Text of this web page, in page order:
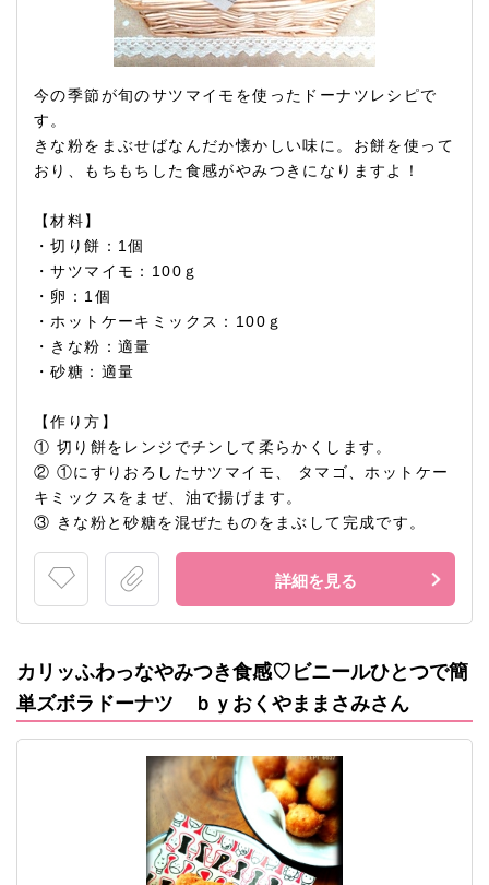
今の季節が旬のサツマイモを使ったドーナツレシピで
す。
きな粉をまぶせばなんだか懐かしい味に。お餅を使って
おり、もちもちした食感がやみつきになりますよ！
【材料】
・切り餅：1個
・サツマイモ：100ｇ
・卵：1個
・ホットケーキミックス：100ｇ
・きな粉：適量
・砂糖：適量
【作り方】
① 切り餅をレンジでチンして柔らかくします。
② ①にすりおろしたサツマイモ、 タマゴ、ホットケー
キミックスをまぜ、油で揚げます。
③ きな粉と砂糖を混ぜたものをまぶして完成です。
詳細を見る
カリッふわっなやみつき食感♡ビニールひとつで簡
単ズボラドーナツ ｂｙおくやままさみさん